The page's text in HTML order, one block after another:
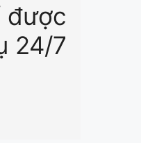
được
24/7